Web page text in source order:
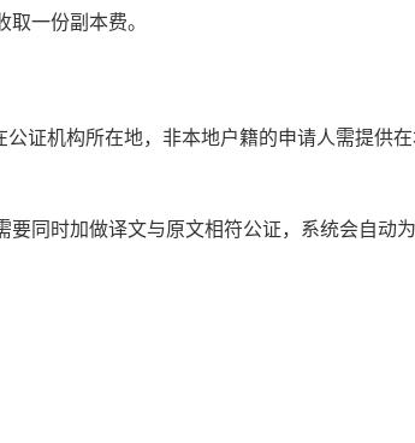
一份副本费。
证机构所在地，非本地户籍的申请人需提供
同时加做译文与原文相符公证，系统会自动